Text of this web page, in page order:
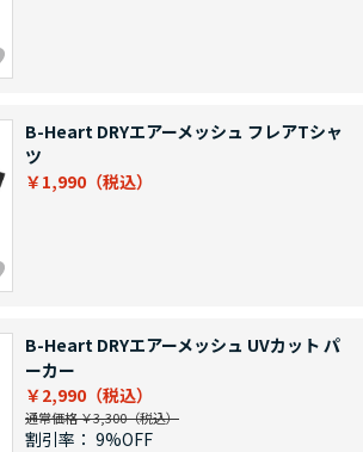
B-Heart DRYエアーメッシュ フレアTシャ
ツ
￥1,990
B-Heart DRYエアーメッシュ UVカット パ
ーカー
￥2,990
通常価格 ￥3,300
割引率： 9%OFF